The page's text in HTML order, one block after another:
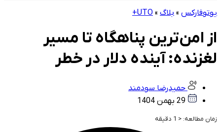
یوتوفارکس » بلاگ »
UTO+
از امن‌ترین پناهگاه تا مسیر
لغزنده: آینده دلار در خطر
حمیدرضا سودمند
29 بهمن 1404
زمان مطالعه: < 1 دقیقه